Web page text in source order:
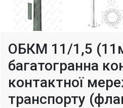
ОБКМ 11/1,5
багатогранна
контактної
транспорту